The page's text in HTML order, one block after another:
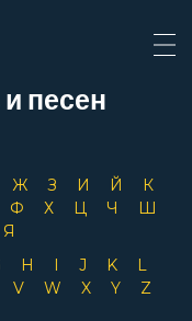
песен
Ж З И Й
К
Ф Х Ц Ч
Ш
Я
H I J K
L
V W X Y Z